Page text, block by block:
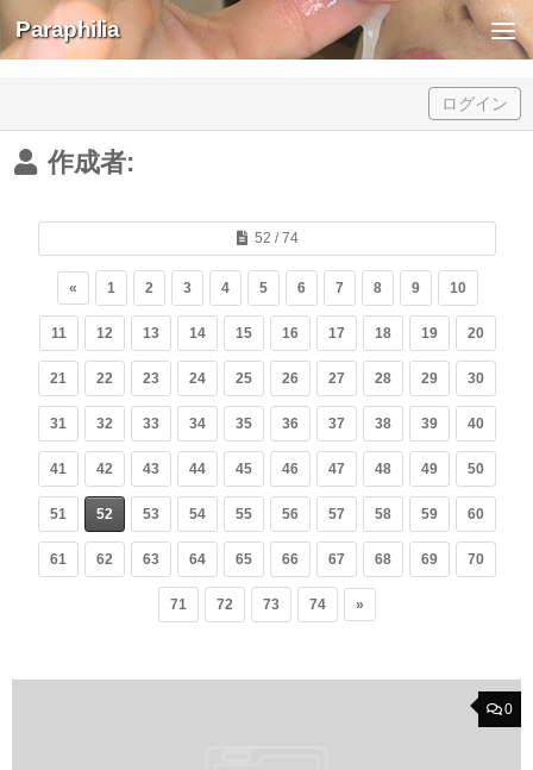
Skip to content
Paraphilia
ログイン
作成者:
52 / 74
« 1 2 3 4 5 6 7 8 9 10
11 12 13 14 15 16 17 18 19 20
21 22 23 24 25 26 27 28 29 30
31 32 33 34 35 36 37 38 39 40
41 42 43 44 45 46 47 48 49 50
51 52 53 54 55 56 57 58 59 60
61 62 63 64 65 66 67 68 69 70
71 72 73 74 »
0